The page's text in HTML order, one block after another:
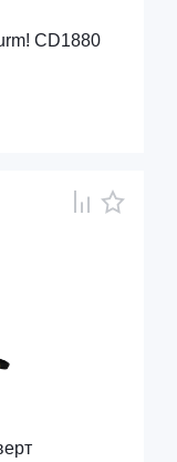
CD1880